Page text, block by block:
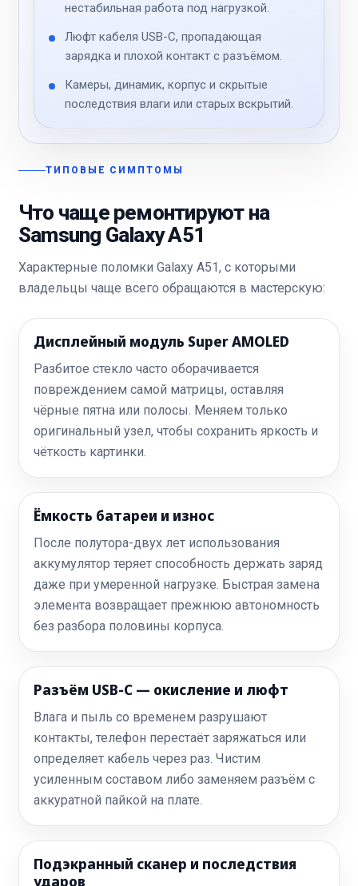
нестабильная работа под нагрузкой.
Люфт кабеля USB-C, пропадающая
зарядка и плохой контакт с разъёмом.
Камеры, динамик, корпус и скрытые
последствия влаги или старых вскрытий.
ТИПОВЫЕ СИМПТОМЫ
Что чаще ремонтируют на
Samsung Galaxy A51
Характерные поломки Galaxy A51, с которыми
владельцы чаще всего обращаются в мастерскую:
Дисплейный модуль Super AMOLED
Разбитое стекло часто оборачивается
повреждением самой матрицы, оставляя
чёрные пятна или полосы. Меняем только
оригинальный узел, чтобы сохранить яркость и
чёткость картинки.
Ёмкость батареи и износ
После полутора-двух лет использования
аккумулятор теряет способность держать заряд
даже при умеренной нагрузке. Быстрая замена
элемента возвращает прежнюю автономность
без разбора половины корпуса.
Разъём USB-C — окисление и люфт
Влага и пыль со временем разрушают
контакты, телефон перестаёт заряжаться или
определяет кабель через раз. Чистим
усиленным составом либо заменяем разъём с
аккуратной пайкой на плате.
Подэкранный сканер и последствия
ударов